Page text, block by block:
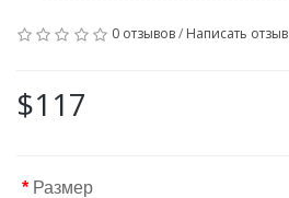
0 отзывов/ Написать отзыв
$117
Размер